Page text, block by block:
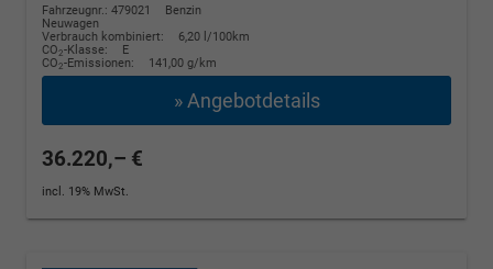
Fahrzeugnr.: 479021
Benzin
Neuwagen
Verbrauch kombiniert:
6,20 l/100km
CO2-Klasse:
E
CO2-Emissionen: 141,00 g/km
» Angebotdetails
36.220,– €
incl. 19% MwSt.